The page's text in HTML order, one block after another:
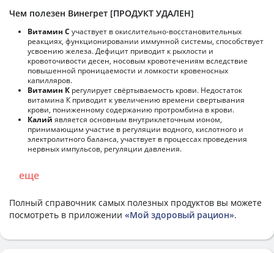
Чем полезен Винегрет [ПРОДУКТ УДАЛЕН]
Витамин С участвует в окислительно-восстановительных
реакциях, функционировании иммунной системы, способствует
усвоению железа. Дефицит приводит к рыхлости и
кровоточивости десен, носовым кровотечениям вследствие
повышенной проницаемости и ломкости кровеносных
капилляров.
Витамин К регулирует свёртываемость крови. Недостаток
витамина К приводит к увеличению времени свертывания
крови, пониженному содержанию протромбина в крови.
Калий является основным внутриклеточным ионом,
принимающим участие в регуляции водного, кислотного и
электролитного баланса, участвует в процессах проведения
нервных импульсов, регуляции давления.
еще
Полный справочник самых полезных продуктов вы можете
посмотреть в приложении «Мой здоровый рацион».